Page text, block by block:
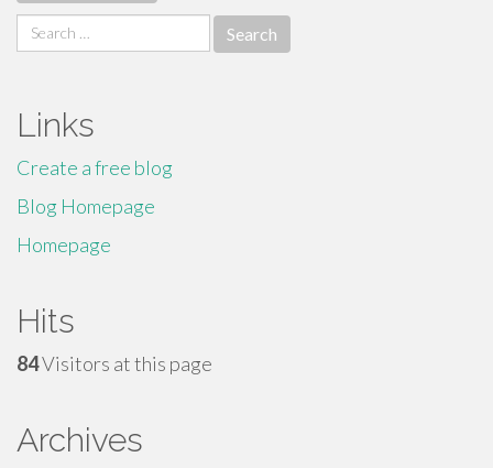
Search
for:
Links
Create a free blog
Blog Homepage
Homepage
Hits
84Visitors at this page
Archives